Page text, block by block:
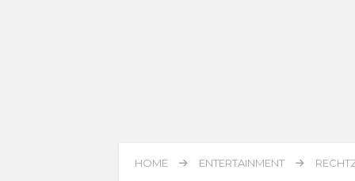
HOME ENTERTAINMENT